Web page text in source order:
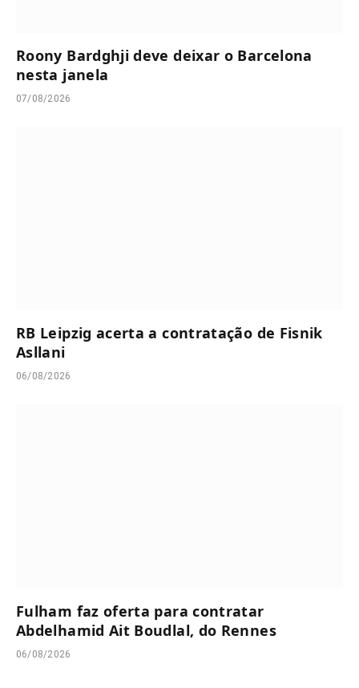
Roony Bardghji deve deixar o Barcelona
nesta janela
07/08/2026
RB Leipzig acerta a contratação de Fisnik
Asllani
06/08/2026
Fulham faz oferta para contratar
Abdelhamid Ait Boudlal, do Rennes
06/08/2026